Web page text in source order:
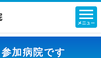
加病院です